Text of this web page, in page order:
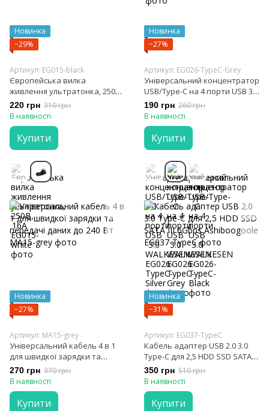
Новинка
−29%
Артикул: EG015-black
Європейська вилка
живлення ультратонка, 250В,
16А
220 грн 310 грн
В наявності
Купити
Новинка
−27%
Артикул: EG026-TypeC-Grey
Універсальний концентратор
USB/Type-C на 4 порти USB 3.0
WALKESEN
190 грн 260 грн
В наявності
Купити
Новинка
−27%
Артикул: MA15-grey
Універсальний кабель 4 в 1
для швидкої зарядки та
передачі даних до 240 Вт
270 грн 370 грн
В наявності
Купити
Новинка
−31%
Артикул: EG037-TypeC
Кабель адаптер USB 2.0 3.0
Type-C для 2,5 HDD SSD SATA III
6Gbps Ashiboogoole
350 грн 510 грн
В наявності
Купити